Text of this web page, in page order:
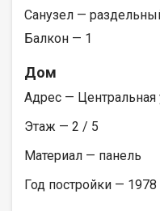
Санузел —
Балкон — 1
Дом
Адрес — Центральная
Этаж — 2 / 5
Материал — панель
Год постройки — 1978